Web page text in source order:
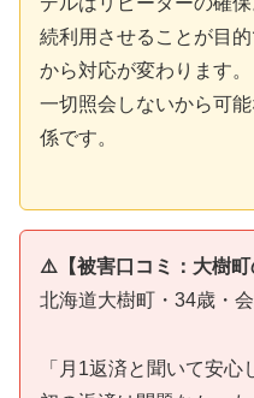
続利用させることが目
から対応が変わります
一切照会しないから可
係です。
⚠️【被害口コミ：大樹町
北海道大樹町・34歳・
「月1返済と聞いて安